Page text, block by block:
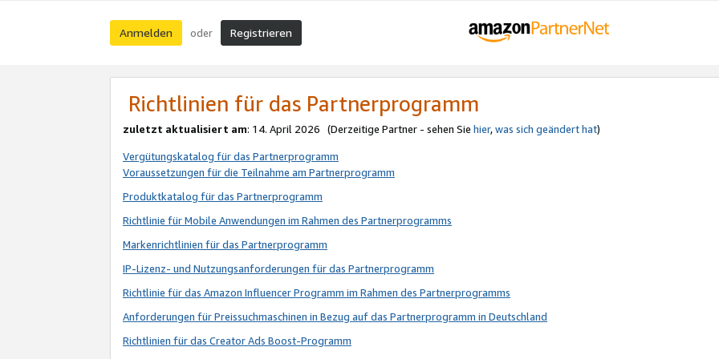
Anmelden oder Registrieren
Richtlinien für das Partnerprogramm
zuletzt aktualisiert am: 14. April 2026 (Derzeitige Partner - sehen Sie hier,was sich geändert hat)
Vergütungskatalog für das Partnerprogramm
Voraussetzungen für die Teilnahme am Partnerprogramm
Produktkatalog für das Partnerprogramm
Richtlinie für Mobile Anwendungen im Rahmen des Partnerprogramms
Markenrichtlinien für das Partnerprogramm
IP-Lizenz- und Nutzungsanforderungen für das Partnerprogramm
Richtlinie für das Amazon Influencer Programm im Rahmen des Partnerprogramms
Anforderungen für Preissuchmaschinen in Bezug auf das Partnerprogramm in Deutschland
Richtlinien für das Creator Ads Boost-Programm